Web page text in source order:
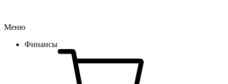
Меню
Финансы